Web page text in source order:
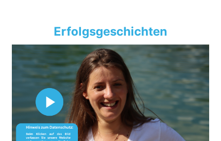
Erfolgsgeschichten